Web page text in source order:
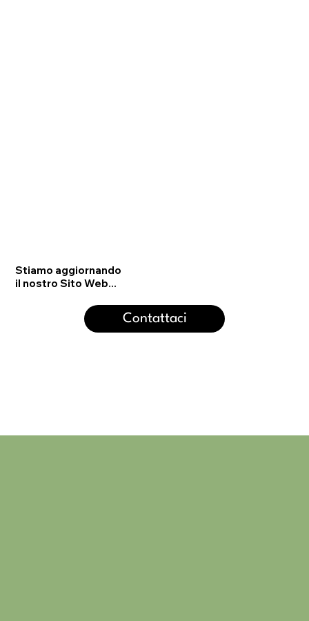
Stiamo aggiornando
il nostro Sito Web...
Contattaci